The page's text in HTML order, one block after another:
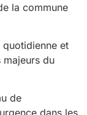
la commune
quotidienne et
du
de